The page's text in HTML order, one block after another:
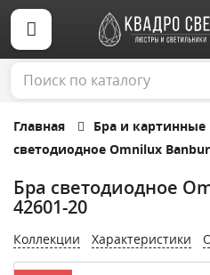
Главная Бра и картинные
светодиодное Omnilux
Бра светодиодное
42601-20
Коллекции Характеристики